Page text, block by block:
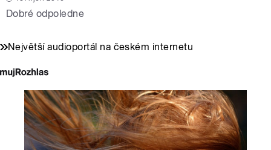
Dobré odpoledne
Největší audioportál na českém internetu